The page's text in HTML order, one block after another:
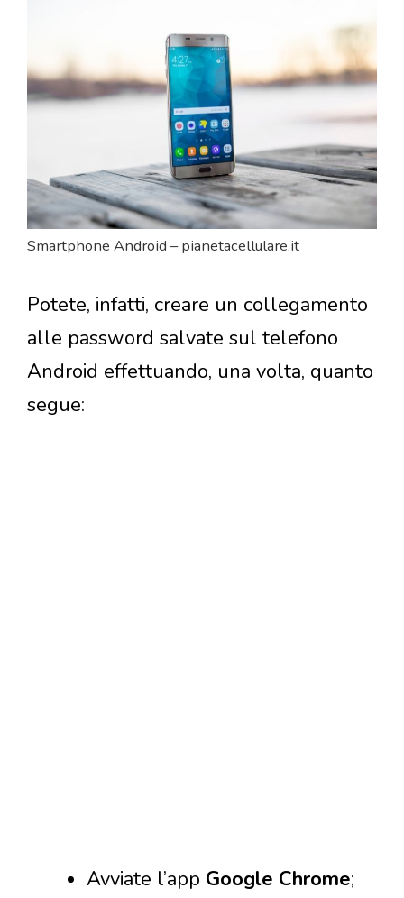
Smartphone Android – pianetacellulare.it
Potete, infatti, creare un collegamento
alle password salvate sul telefono
Android effettuando, una volta, quanto
segue:
Avviate l’app Google Chrome;